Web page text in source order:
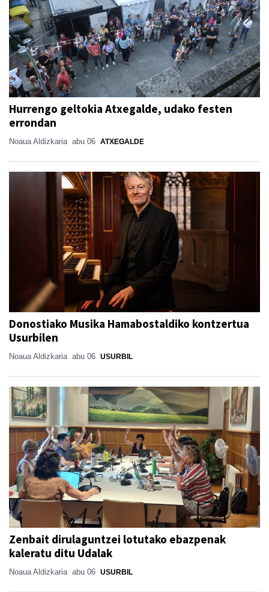
Hurrengo geltokia Atxegalde, udako festen
errondan
Noaua Aldizkaria abu 06 ATXEGALDE
Donostiako Musika Hamabostaldiko kontzertua
Usurbilen
Noaua Aldizkaria abu 06 USURBIL
Zenbait dirulaguntzei lotutako ebazpenak
kaleratu ditu Udalak
Noaua Aldizkaria abu 06 USURBIL